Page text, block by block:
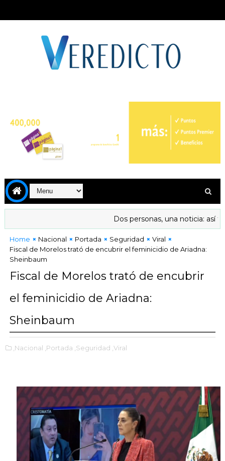
Dos personas, una noticia: así
Home Nacional Portada Seguridad
Viral
Fiscal de Morelos trató de encubrir el feminicidio de Ariadna:
Sheinbaum
Fiscal de Morelos trató de encubrir
el feminicidio de Ariadna:
Sheinbaum
,Nacional ,Portada ,Seguridad ,Viral